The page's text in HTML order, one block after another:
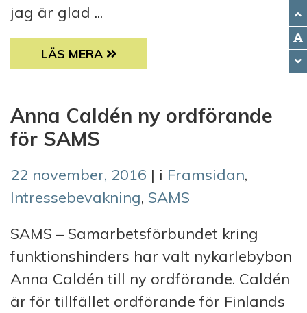
jag är glad ...
SAMS NYHETSBREV TEXTVERSION /
LÄS MERA
Anna Caldén ny ordförande
för SAMS
22 november, 2016 | i Framsidan,
Intressebevakning, SAMS
SAMS – Samarbetsförbundet kring
funktionshinders har valt nykarlebybon
Anna Caldén till ny ordförande. Caldén
är för tillfället ordförande för Finlands